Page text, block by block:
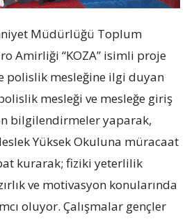
Müdürlüğü Toplum
Amirliği “KOZA” isimli proje
polislik mesleğine ilgi duyan
mesleği ve mesleğe giriş
bilgilendirmeler yaparak,
Yüksek Okuluna müracaat
kurarak; fiziki yeterlilik
ve motivasyon konularında
oluyor. Çalışmalar gençler